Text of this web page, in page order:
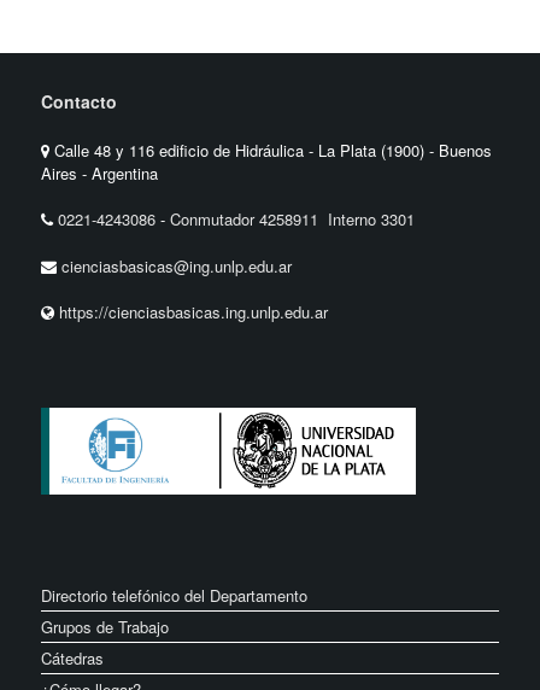
Contacto
Calle 48 y 116 edificio de Hidráulica - La Plata (1900) - Buenos
Aires - Argentina
0221-4243086 -Conmutador 4258911 Interno 3301
cienciasbasicas@ing.unlp.edu.ar
https://cienciasbasicas.ing.unlp.edu.ar
Directorio telefónico del Departamento
Grupos de Trabajo
Cátedras